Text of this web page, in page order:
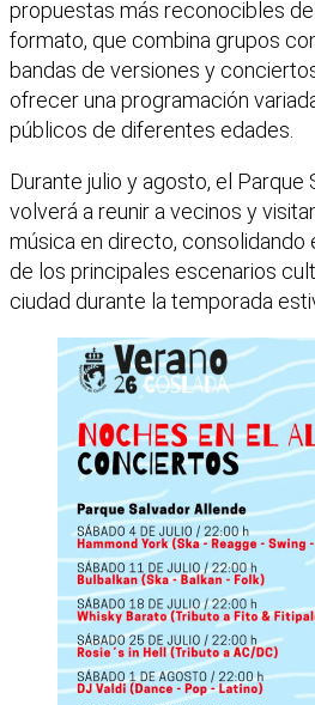
propuestas más reconocibles
formato, que combina grupos
bandas de versiones y
ofrecer una programación
públicos de diferentes edades.
Durante julio y agosto, el Parque
volverá a reunir a vecinos y
música en directo,
de los principales escenarios
ciudad durante la temporada